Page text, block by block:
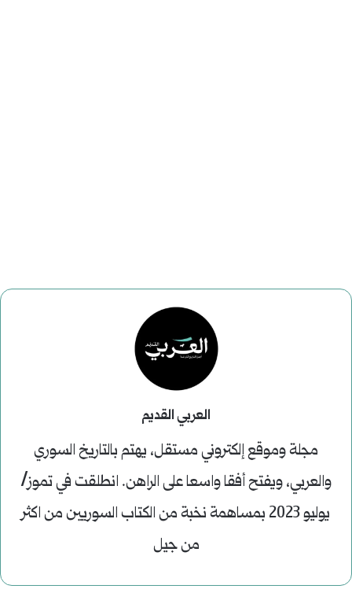
العربي القديم
مجلة وموقع إلكتروني مستقل، يهتم بالتاريخ السوري
والعربي، ويفتح أفقا واسعا على الراهن. انطلقت في تموز/
يوليو 2023 بمساهمة نخبة من الكتاب السوريين من اكثر
من جيل